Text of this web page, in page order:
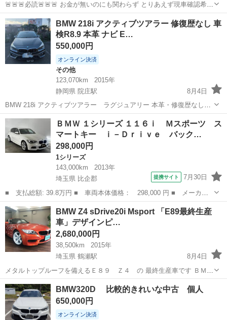
🚨🚨🚨必読🚨🚨🚨 お金が無いのにも関わらず とりあえず現車確認希望
される方 時間の無駄なので質問しないで下さい🙇‍♂️ お金と常識があり
お取引の早い方 現車確認後にその場でお取引可能な方 のみご質問下さ
い🙇‍...
愛知 岡崎市 走行距離
BMW 218i アクティブツアラー 修復歴なし 車
検R8.9 本革 ナビ E…
550,000円
オンライン決済
その他
123,070km
2015年
静岡県 院庄駅
8月4日
BMW 218i アクティブツアラー ラグジュアリー 本革・修復歴なし・
車検R8.9【個人出品】 車両情報 平成27年式 走行距離：123070km（使
用中のため多少増えます） 車検：令和8年9月まで 修復歴なし ...
静岡 磐田市 院庄駅 その他 アクティブツアラー
ＢＭＷ １シリーズ １１６ｉ Ｍスポーツ ス
マートキー ｉ－Ｄｒｉｖｅ バック…
298,000円
1シリーズ
143,000km
2013年
埼玉県 比企郡
提携サイト 7月30日
■ 支払総額: 39.8万円 ■ 車両本体価格： 298,000 円 ■ メーカー
名： ＢＭＷ ■ 車種名： １シリーズ ■ グレード名： １１６
ｉ Ｍスポーツ スマートキー ｉ－Ｄｒｉｖｅ バックカメラ Ｅ
ＴＣ アイドリ...
埼玉 比企郡
BMW Z4 sDrive20i Msport 「E89最終生産
車」デザインピ…
2,680,000円
38,500km
2015年
埼玉県 鶴瀬駅
8月4日
メタルトップルーフを備えるＥ８９ Ｚ４ の 最終生産車です ＢＭＷ
製としての最後のＺ４です とても大事に扱われてきた事が隅々に分か
るハイクオリティーな１台です 弊社ホームページに沢山の詳細写真を
掲載してございます...
埼玉 富士見市 BMW 車両
BMW320D 比較的きれいな中古 個人
650,000円
オンライン決済